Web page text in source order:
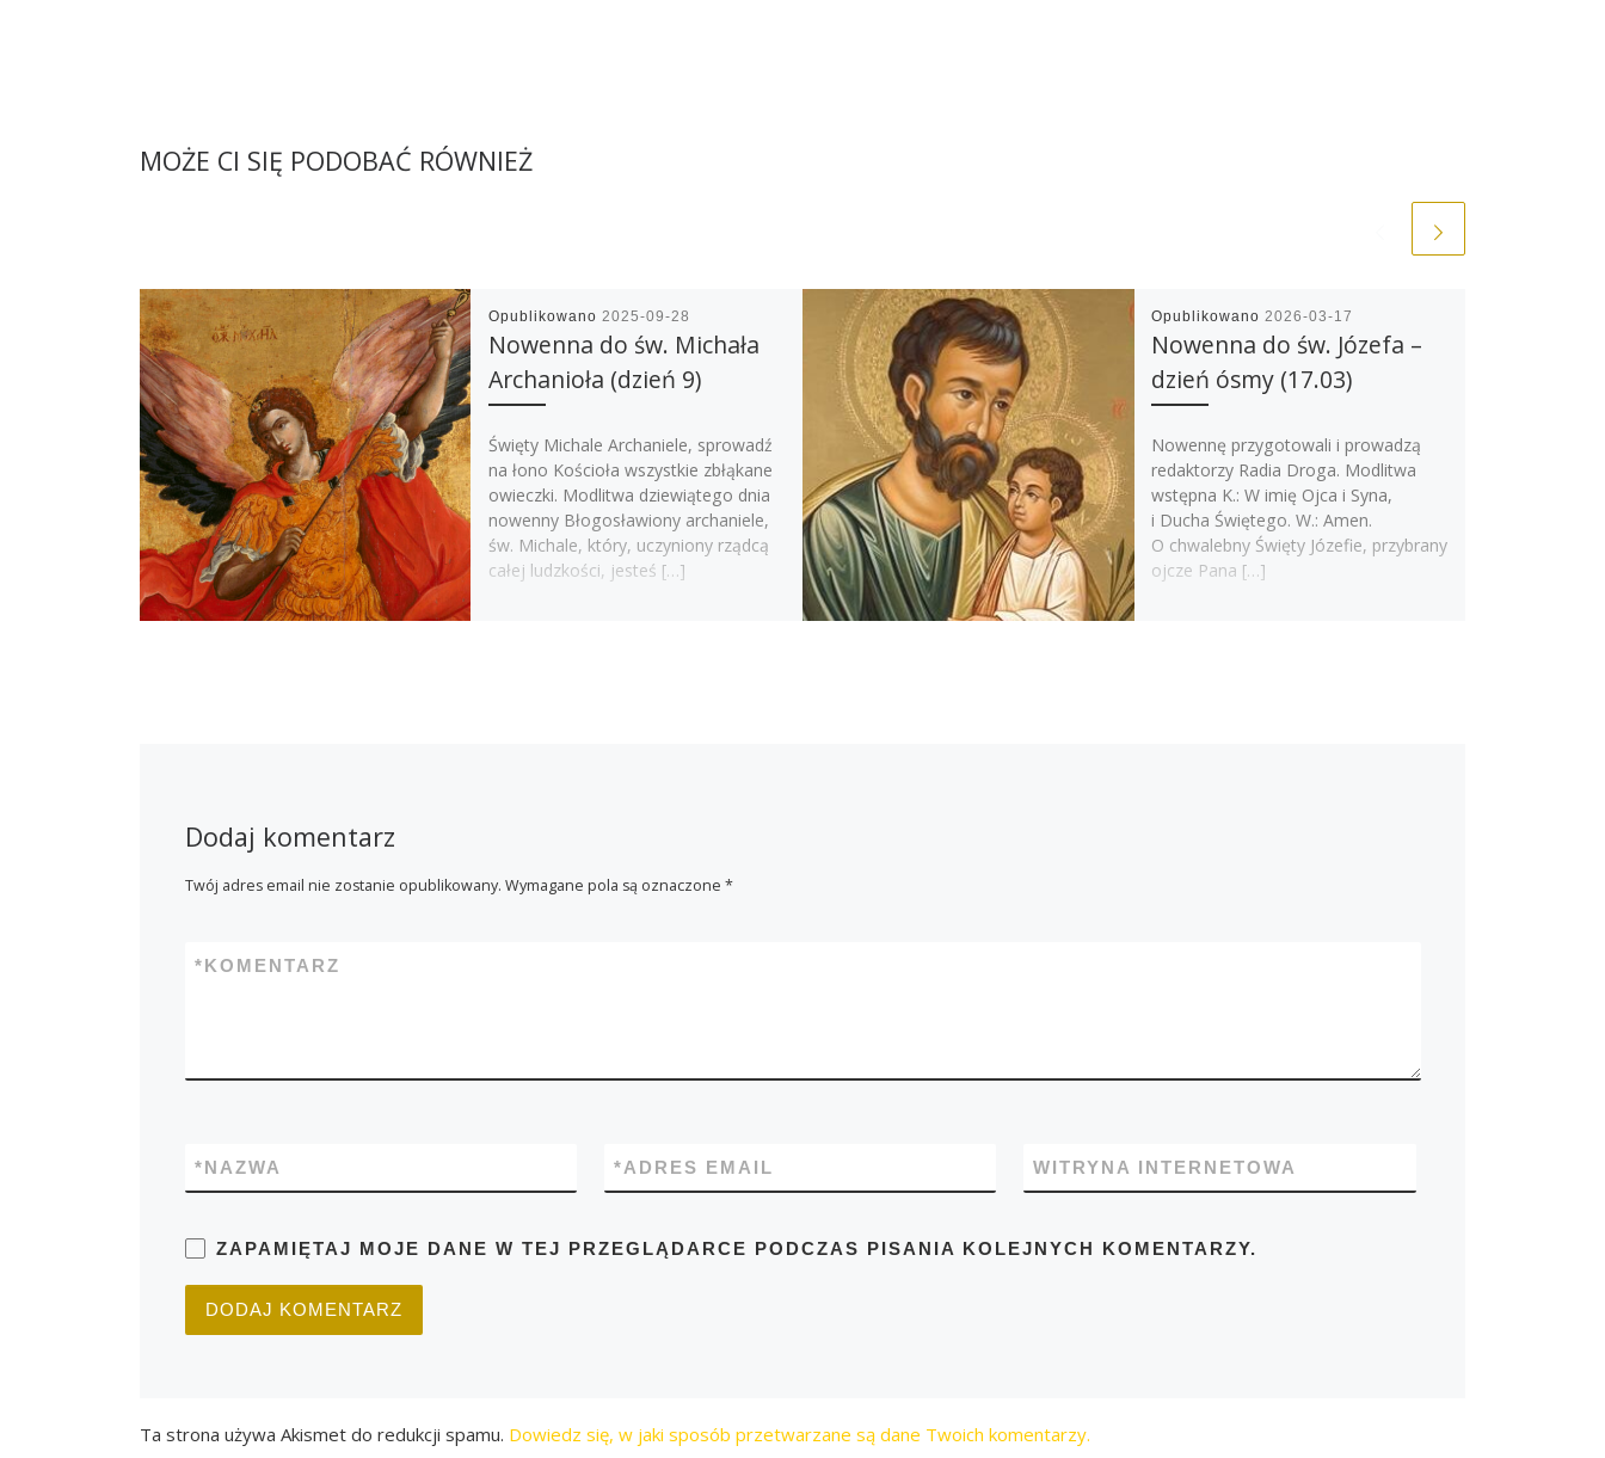
MOŻE CI SIĘ PODOBAĆ RÓWNIEŻ
Opublikowano 2025-09-28
Nowenna do św. Michała
Archanioła (dzień 9)
Święty Michale Archaniele, sprowadź
na łono Kościoła wszystkie zbłąkane
owieczki. Modlitwa dziewiątego dnia
nowenny Błogosławiony archaniele,
św. Michale, który, uczyniony rządcą
całej ludzkości, jesteś […]
Opublikowano 2026-03-17
Nowenna do św. Józefa –
dzień ósmy (17.03)
Nowennę przygotowali i prowadzą
redaktorzy Radia Droga. Modlitwa
wstępna K.: W imię Ojca i Syna,
i Ducha Świętego. W.: Amen.
O chwalebny Święty Józefie, przybrany
ojcze Pana […]
Dodaj komentarz
Twój adres email nie zostanie opublikowany. Wymagane pola są oznaczone *
KOMENTARZ
*
NAZWA
* ADRES EMAIL
* WITRYNA INTERNETOWA
ZAPAMIĘTAJ MOJE DANE W TEJ PRZEGLĄDARCE PODCZAS PISANIA KOLEJNYCH KOMENTARZY.
Ta strona używa Akismet do redukcji spamu. Dowiedz się, w jaki sposób przetwarzane są dane Twoich komentarzy.